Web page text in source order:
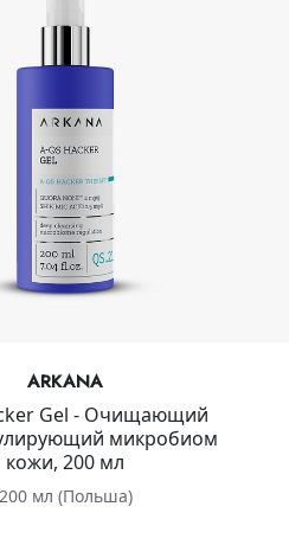
ARKANA
Gel - Очищающий
микробиом
кожи, 200 мл
200 мл (Польша)